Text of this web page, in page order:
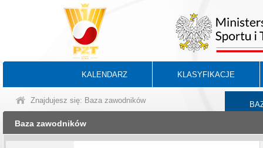
KALENDARZ KLASYFIKACJE
Znajdujesz się: Baza zawodników
Baza zawodników